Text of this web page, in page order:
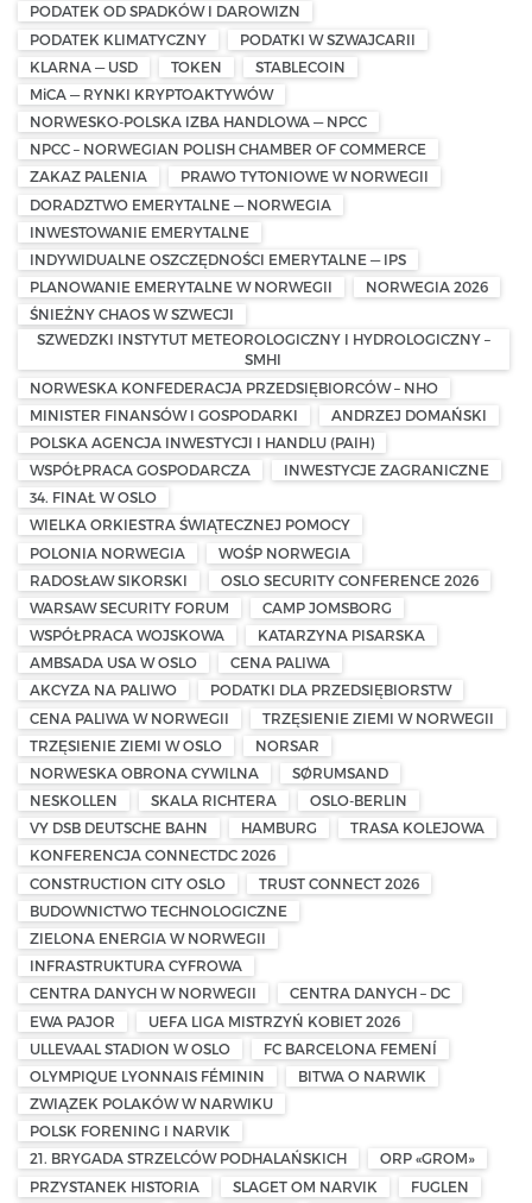
PODATEK OD SPADKÓW I DAROWIZN
PODATEK KLIMATYCZNY
PODATKI W SZWAJCARII
KLARNA — USD
TOKEN
STABLECOIN
MiCA — RYNKI KRYPTOAKTYWÓW
NORWESKO-POLSKA IZBA HANDLOWA — NPCC
NPCC – NORWEGIAN POLISH CHAMBER OF COMMERCE
ZAKAZ PALENIA
PRAWO TYTONIOWE W NORWEGII
DORADZTWO EMERYTALNE — NORWEGIA
INWESTOWANIE EMERYTALNE
INDYWIDUALNE OSZCZĘDNOŚCI EMERYTALNE — IPS
PLANOWANIE EMERYTALNE W NORWEGII
NORWEGIA 2026
ŚNIEŻNY CHAOS W SZWECJI
SZWEDZKI INSTYTUT METEOROLOGICZNY I HYDROLOGICZNY –
SMHI
NORWESKA KONFEDERACJA PRZEDSIĘBIORCÓW – NHO
MINISTER FINANSÓW I GOSPODARKI
ANDRZEJ DOMAŃSKI
POLSKA AGENCJA INWESTYCJI I HANDLU (PAIH)
WSPÓŁPRACA GOSPODARCZA
INWESTYCJE ZAGRANICZNE
34. FINAŁ W OSLO
WIELKA ORKIESTRA ŚWIĄTECZNEJ POMOCY
POLONIA NORWEGIA
WOŚP NORWEGIA
RADOSŁAW SIKORSKI
OSLO SECURITY CONFERENCE 2026
WARSAW SECURITY FORUM
CAMP JOMSBORG
WSPÓŁPRACA WOJSKOWA
KATARZYNA PISARSKA
AMBSADA USA W OSLO
CENA PALIWA
AKCYZA NA PALIWO
PODATKI DLA PRZEDSIĘBIORSTW
CENA PALIWA W NORWEGII
TRZĘSIENIE ZIEMI W NORWEGII
TRZĘSIENIE ZIEMI W OSLO
NORSAR
NORWESKA OBRONA CYWILNA
SØRUMSAND
NESKOLLEN
SKALA RICHTERA
OSLO-BERLIN
VY DSB DEUTSCHE BAHN
HAMBURG
TRASA KOLEJOWA
KONFERENCJA CONNECTDC 2026
CONSTRUCTION CITY OSLO
TRUST CONNECT 2026
BUDOWNICTWO TECHNOLOGICZNE
ZIELONA ENERGIA W NORWEGII
INFRASTRUKTURA CYFROWA
CENTRA DANYCH W NORWEGII
CENTRA DANYCH – DC
EWA PAJOR
UEFA LIGA MISTRZYŃ KOBIET 2026
ULLEVAAL STADION W OSLO
FC BARCELONA FEMENÍ
OLYMPIQUE LYONNAIS FÉMININ
BITWA O NARWIK
ZWIĄZEK POLAKÓW W NARWIKU
POLSK FORENING I NARVIK
21. BRYGADA STRZELCÓW PODHALAŃSKICH
ORP «GROM»
PRZYSTANEK HISTORIA
SLAGET OM NARVIK
FUGLEN